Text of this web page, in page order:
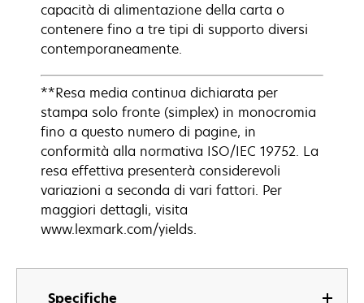
Specifiche
capacità di alimentazione della carta o
contenere fino a tre tipi di supporto diversi
contemporaneamente.
**Resa media continua dichiarata per
stampa solo fronte (simplex) in monocromia
fino a questo numero di pagine, in
conformità alla normativa ISO/IEC 19752. La
resa effettiva presenterà considerevoli
variazioni a seconda di vari fattori. Per
maggiori dettagli, visita
www.lexmark.com/yields.